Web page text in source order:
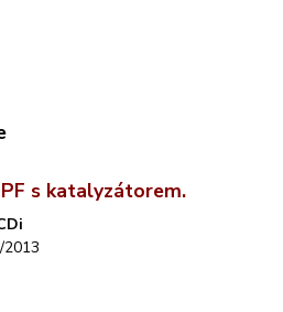
s katalyzátorem.
2013